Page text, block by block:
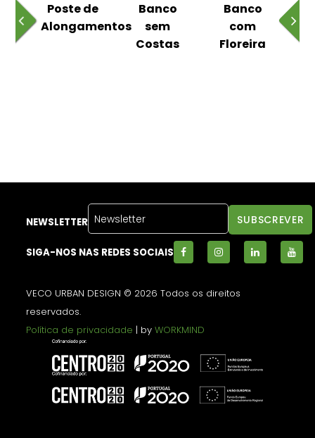
Poste de
Alongamentos
Banco
sem
Costas
Banco
com
Floreira
NEWSLETTER
SIGA-NOS NAS REDES SOCIAIS
VECO URBAN DESIGN © 2026 Todos os direitos
reservados.
Política de privacidade | byWORKMIND